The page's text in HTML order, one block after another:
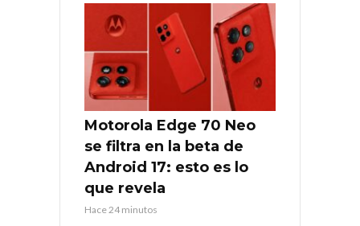
Motorola Edge 70 Neo
se filtra en la beta de
Android 17: esto es lo
que revela
Hace 24 minutos